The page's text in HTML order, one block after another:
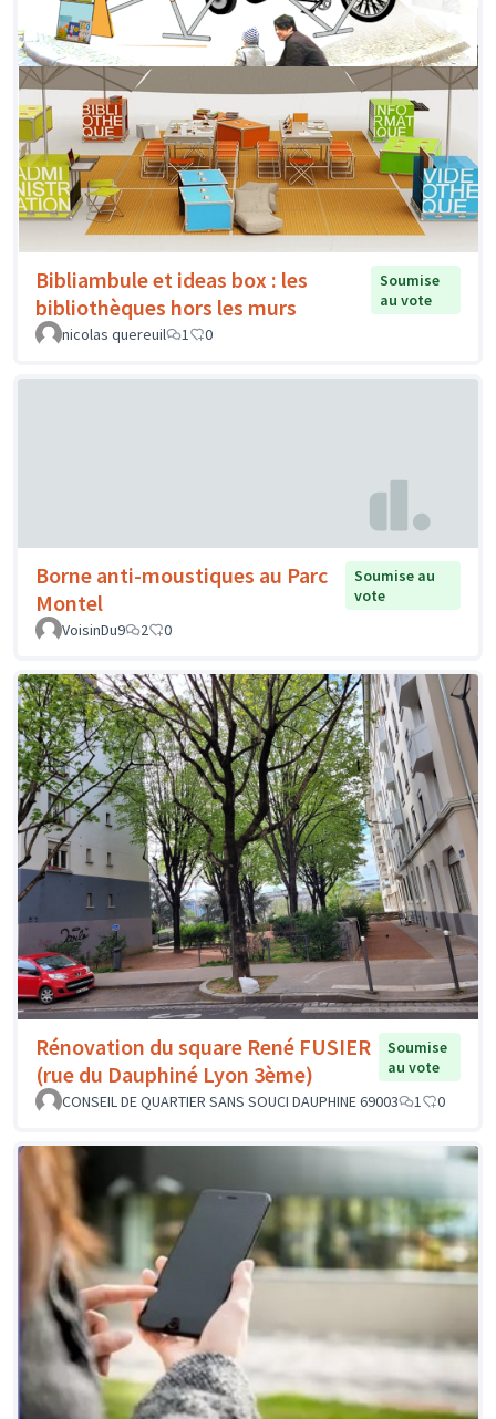
Bibliambule et ideas box : les
bibliothèques hors les murs
Soumise
au vote
nicolas quereuil
1 0
Borne anti-moustiques au Parc
Montel
Soumise au
vote
VoisinDu9
2 0
Rénovation du square René FUSIER
(rue du Dauphiné Lyon 3ème)
Soumise
au vote
CONSEIL DE QUARTIER SANS SOUCI DAUPHINE 69003
1 0